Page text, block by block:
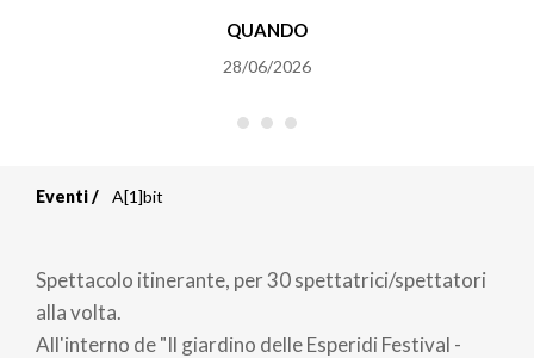
QUANDO
28/06/2026
Briciole
di
pane
Eventi A[1]bit
Spettacolo itinerante, per 30 spettatrici/spettatori
alla volta.
All'interno de "Il giardino delle Esperidi Festival -